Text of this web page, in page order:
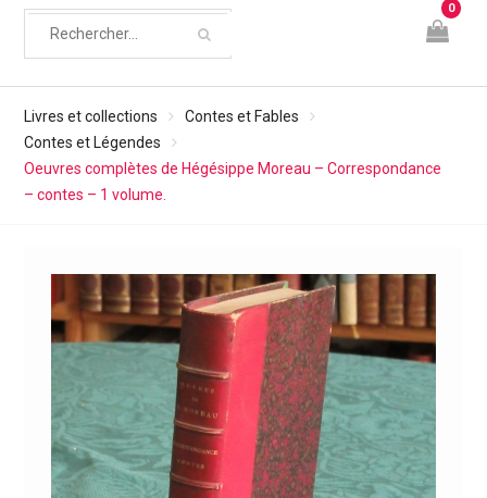
0
Livres et collections
Contes et Fables
Contes et Légendes
Oeuvres complètes de Hégésippe Moreau – Correspondance
– contes – 1 volume.